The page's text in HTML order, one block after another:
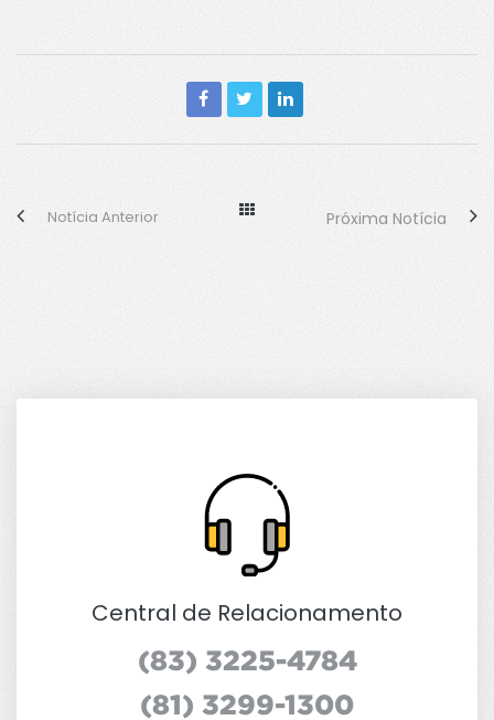
Notícia Anterior Próxima Notícia
Central de Relacionamento
(83) 3225-4784
(81) 3299-1300